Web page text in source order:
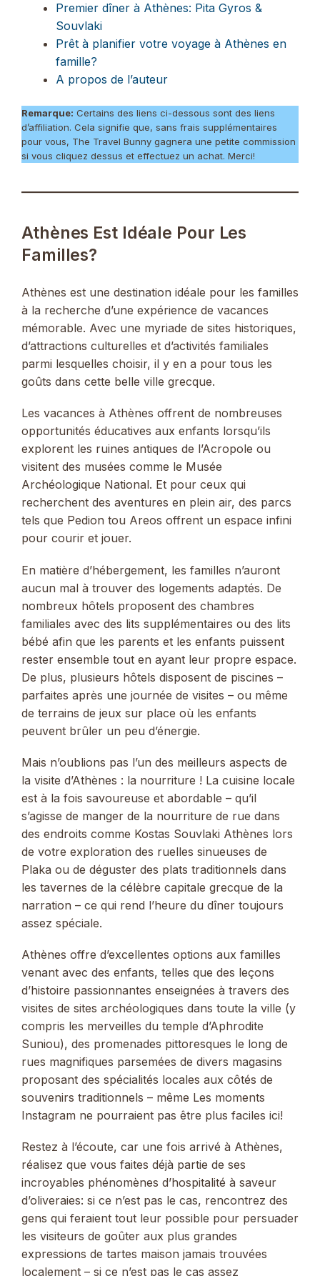
Premier dîner à Athènes: Pita Gyros &
Souvlaki
Prêt à planifier votre voyage à Athènes en
famille?
A propos de l’auteur
Remarque: Certains des liens ci-dessous sont des liens
d’affiliation. Cela signifie que, sans frais supplémentaires
pour vous, The Travel Bunny gagnera une petite commission
si vous cliquez dessus et effectuez un achat. Merci!
Athènes Est Idéale Pour Les
Familles?
Athènes est une destination idéale pour les familles
à la recherche d’une expérience de vacances
mémorable. Avec une myriade de sites historiques,
d’attractions culturelles et d’activités familiales
parmi lesquelles choisir, il y en a pour tous les
goûts dans cette belle ville grecque.
Les vacances à Athènes offrent de nombreuses
opportunités éducatives aux enfants lorsqu’ils
explorent les ruines antiques de l’Acropole ou
visitent des musées comme le Musée
Archéologique National. Et pour ceux qui
recherchent des aventures en plein air, des parcs
tels que Pedion tou Areos offrent un espace infini
pour courir et jouer.
En matière d’hébergement, les familles n’auront
aucun mal à trouver des logements adaptés. De
nombreux hôtels proposent des chambres
familiales avec des lits supplémentaires ou des lits
bébé afin que les parents et les enfants puissent
rester ensemble tout en ayant leur propre espace.
De plus, plusieurs hôtels disposent de piscines –
parfaites après une journée de visites – ou même
de terrains de jeux sur place où les enfants
peuvent brûler un peu d’énergie.
Mais n’oublions pas l’un des meilleurs aspects de
la visite d’Athènes : la nourriture ! La cuisine locale
est à la fois savoureuse et abordable – qu’il
s’agisse de manger de la nourriture de rue dans
des endroits comme Kostas Souvlaki Athènes lors
de votre exploration des ruelles sinueuses de
Plaka ou de déguster des plats traditionnels dans
les tavernes de la célèbre capitale grecque de la
narration – ce qui rend l’heure du dîner toujours
assez spéciale.
Athènes offre d’excellentes options aux familles
venant avec des enfants, telles que des leçons
d’histoire passionnantes enseignées à travers des
visites de sites archéologiques dans toute la ville (y
compris les merveilles du temple d’Aphrodite
Suniou), des promenades pittoresques le long de
rues magnifiques parsemées de divers magasins
proposant des spécialités locales aux côtés de
souvenirs traditionnels – même Les moments
Instagram ne pourraient pas être plus faciles ici!
Restez à l’écoute, car une fois arrivé à Athènes,
réalisez que vous faites déjà partie de ses
incroyables phénomènes d’hospitalité à saveur
d’oliveraies: si ce n’est pas le cas, rencontrez des
gens qui feraient tout leur possible pour persuader
les visiteurs de goûter aux plus grandes
expressions de tartes maison jamais trouvées
localement – si ce n’est pas le cas assez